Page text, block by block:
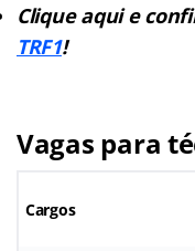
Clique aqui e
TRF1!
Vagas para
Cargos